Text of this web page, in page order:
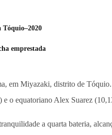
emprestada
Miyazaki, distrito de
o equatoriano Alex Suarez
a quarta bateria,